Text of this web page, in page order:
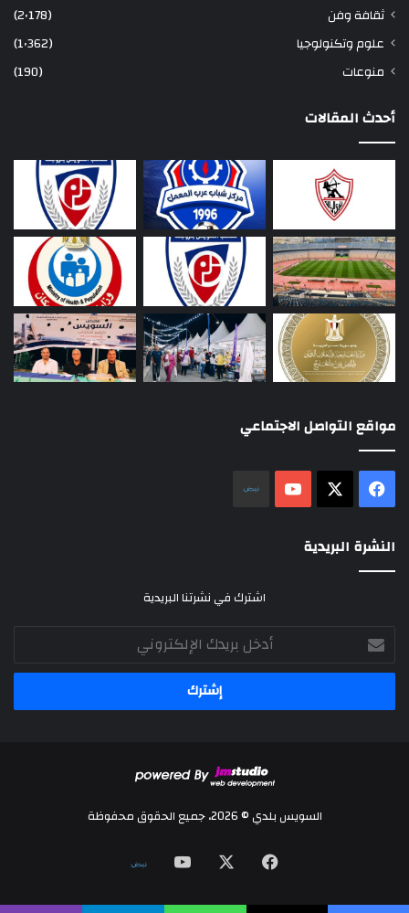
ثقافة وفن
(2٬178)
علوم وتكنولوجيا
(1٬362)
منوعات
(190)
أحدث المقالات
مواقع التواصل الاجتماعي
فيسبوك ‫YouTube
النشرة البريدية
اشترك في نشرتنا البريدية
أدخل
بريدك
الإلكتروني
السويس بلدي © 2026، جميع الحقوق محفوظة
فيسبوك ‫YouTube